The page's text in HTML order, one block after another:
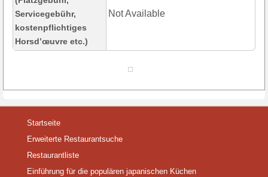
Servicegebühr,
kostenpflichtiges
Horsd’œuvre etc.)
Not Available
Startseite
Erweiterte Restaurantsuche
Restaurantliste
Einführung für die populären japanischen Küchen